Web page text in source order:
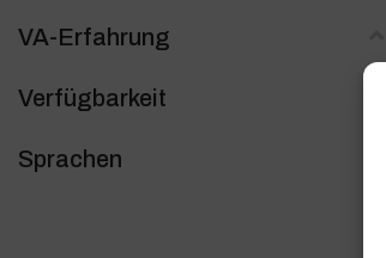
Datenerfassung
Digitale Produkte
Digitales Marketing
VA-Erfahrung
Verfügbarkeit
Sprachen